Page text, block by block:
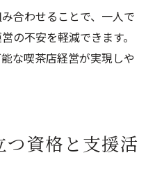
合わせることで、一人で
の不安を軽減できます。
な喫茶店経営が実現しや
資格と支援活